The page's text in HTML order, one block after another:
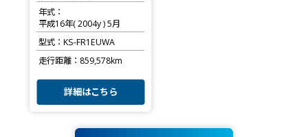
年式
平成16年( 2004y ) 5月
型式
KS-FR1EUWA
走行距離
859,578km
詳細はこちら